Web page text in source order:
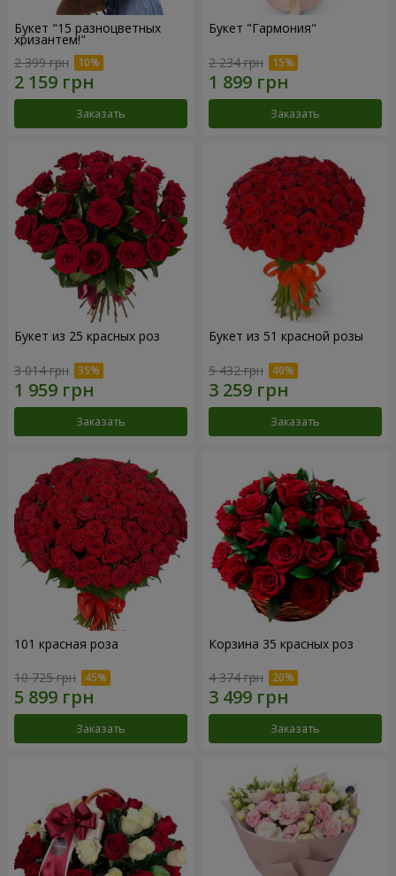
Букет "15 разноцветных
хризантем!"
2 399 грн
Заказать
Букет "Гармония"
2 234 грн
Заказать
Букет из 25 красных роз
3 014 грн
Заказать
Букет из 51 красной розы
5 432 грн
Заказать
101 красная роза
10 725 грн
Заказать
Корзина 35 красных роз
4 374 грн
Заказать